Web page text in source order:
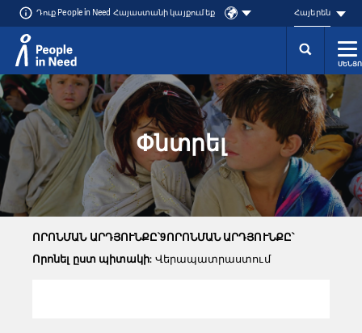
Přeskočit na obsah
Դուք People in Need Հայաստանի կայքում եք Հայերեն
Փնտրել
ՈՐՈՆՄԱՆ ԱՐԴՅՈՒՆՔԸ՝9ՈՐՈՆՄԱՆ ԱՐԴՅՈՒՆՔԸ՝
Որոնել ըստ պիտակի: Վերապատրաստում